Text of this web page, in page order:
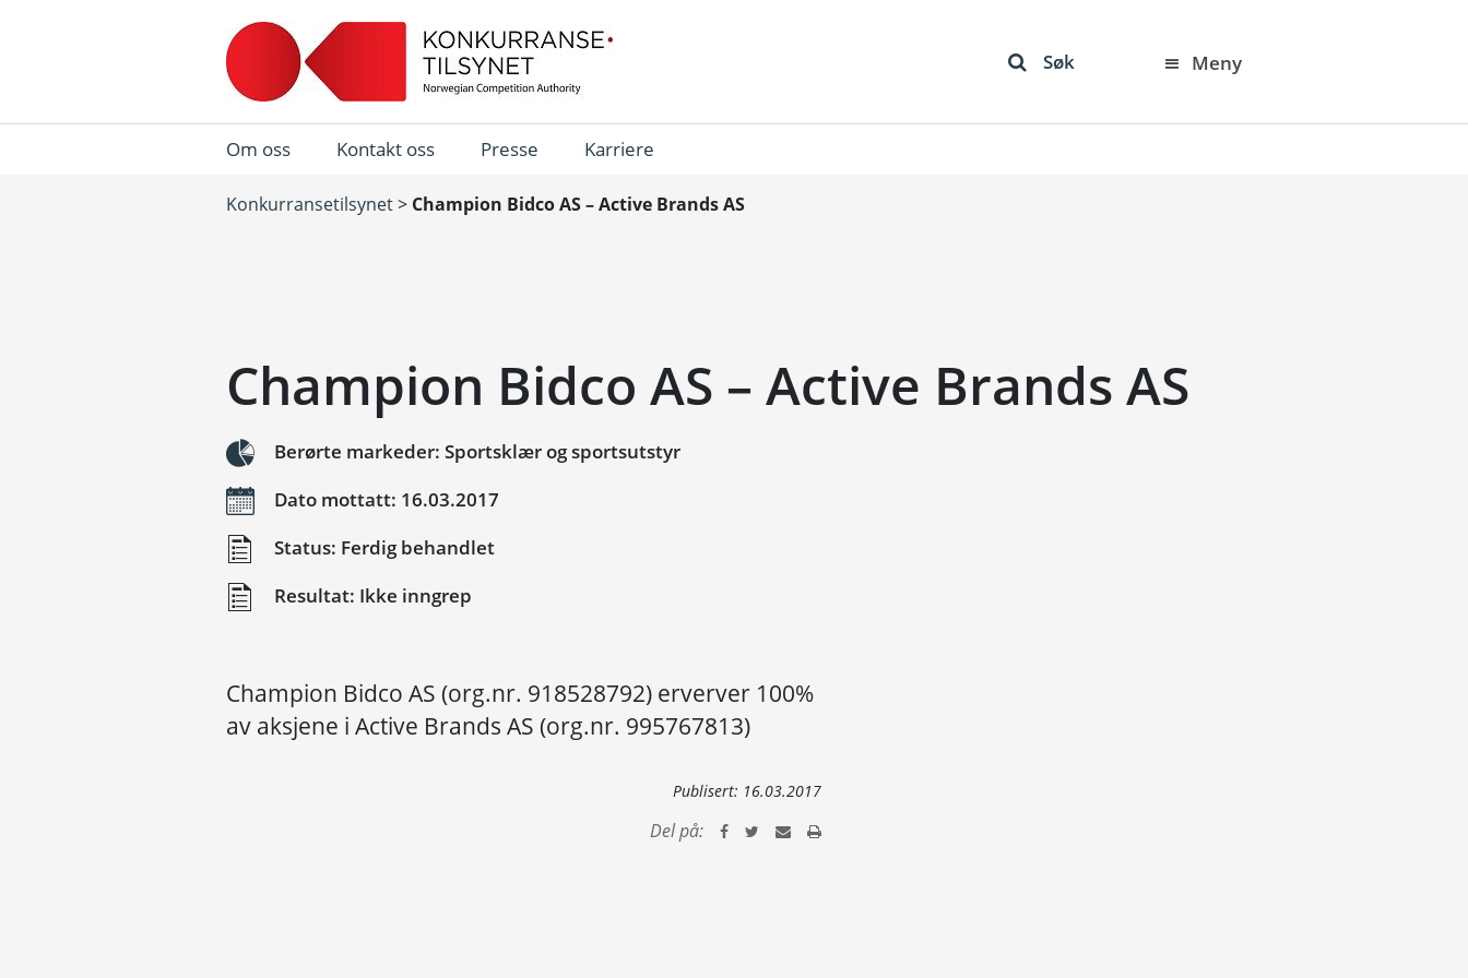
Søk Meny
Om oss Kontakt oss Presse Karriere
Konkurransetilsynet> Champion Bidco AS – Active Brands AS
Champion Bidco AS – Active Brands AS
Berørte markeder: Sportsklær og sportsutstyr
Dato mottatt: 16.03.2017
Status: Ferdig behandlet
Resultat: Ikke inngrep
Champion Bidco AS (org.nr. 918528792) erverver 100%
av aksjene i Active Brands AS (org.nr. 995767813)
Publisert: 16.03.2017
Del på: